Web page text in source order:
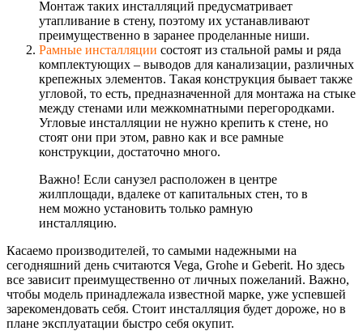
Монтаж таких инсталляций предусматривает
утапливание в стену, поэтому их устанавливают
преимущественно в заранее проделанные ниши.
Рамные инсталляции состоят из стальной рамы и ряда
комплектующих – выводов для канализации, различных
крепежных элементов. Такая конструкция бывает также
угловой, то есть, предназначенной для монтажа на стыке
между стенами или межкомнатными перегородками.
Угловые инсталляции не нужно крепить к стене, но
стоят они при этом, равно как и все рамные
конструкции, достаточно много.
Важно! Если санузел расположен в центре
жилплощади, вдалеке от капитальных стен, то в
нем можно установить только рамную
инсталляцию.
Касаемо производителей, то самыми надежными на
сегодняшний день считаются Vegа, Grohе и Gеbеrit. Но здесь
все зависит преимущественно от личных пожеланий. Важно,
чтобы модель принадлежала известной марке, уже успевшей
зарекомендовать себя. Стоит инсталляция будет дороже, но в
плане эксплуатации быстро себя окупит.